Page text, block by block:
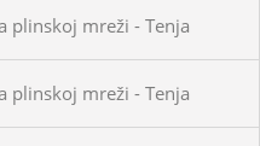
plinskoj mreži - Tenja
plinskoj mreži - Tenja